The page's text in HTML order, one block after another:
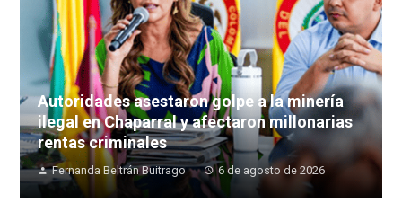
Autoridades asestaron golpe a la minería
ilegal en Chaparral y afectaron millonarias
rentas criminales
Fernanda Beltrán Buitrago 6 de agosto de 2026